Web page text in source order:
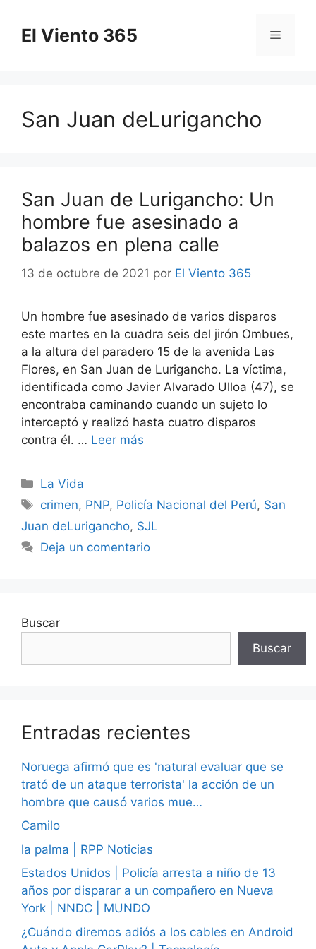
contenido
El Viento 365 Menú
San Juan deLurigancho
San Juan de Lurigancho: Un
hombre fue asesinado a
balazos en plena calle
13 de octubre de 2021 por El Viento 365
Un hombre fue asesinado de varios disparos
este martes en la cuadra seis del jirón Ombues,
a la altura del paradero 15 de la avenida Las
Flores, en San Juan de Lurigancho. La víctima,
identificada como Javier Alvarado Ulloa (47), se
encontraba caminando cuando un sujeto lo
interceptó y realizó hasta cuatro disparos
contra él. … Leer más
Categorías
La Vida
Etiquetas
crimen, PNP, Policía Nacional del Perú, San
Juan deLurigancho, SJL
Deja un comentario
Buscar
Buscar
Entradas recientes
Noruega afirmó que es 'natural evaluar que se
trató de un ataque terrorista' la acción de un
hombre que causó varios mue…
Camilo
la palma | RPP Noticias
Estados Unidos | Policía arresta a niño de 13
años por disparar a un compañero en Nueva
York | NNDC | MUNDO
¿Cuándo diremos adiós a los cables en Android